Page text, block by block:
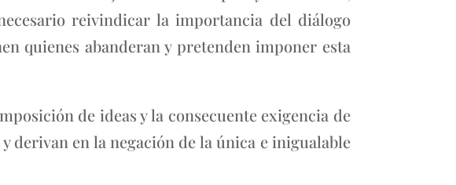
reivindicar la importancia del diálogo
quienes abanderan y pretenden imponer esta
de ideas y la consecuente exigencia de
derivan en la negación de la única e inigualable